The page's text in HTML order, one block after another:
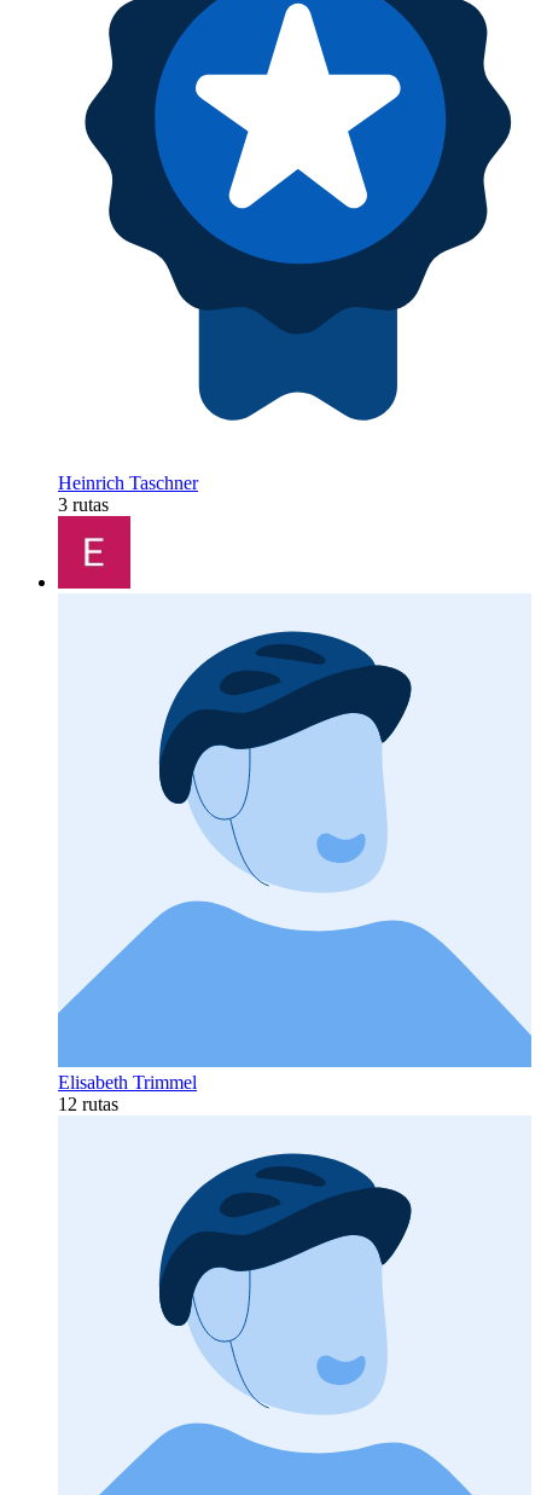
Heinrich Taschner
3 rutas
Elisabeth Trimmel
12 rutas